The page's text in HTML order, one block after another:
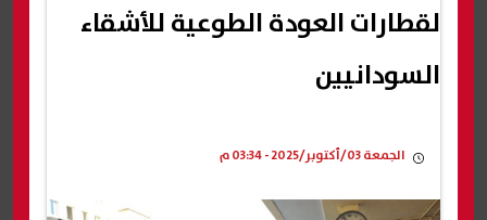
لقطارات العودة الطوعية للأشقاء
السودانيين
الجمعة 03/أكتوبر/2025 - 03:34 م